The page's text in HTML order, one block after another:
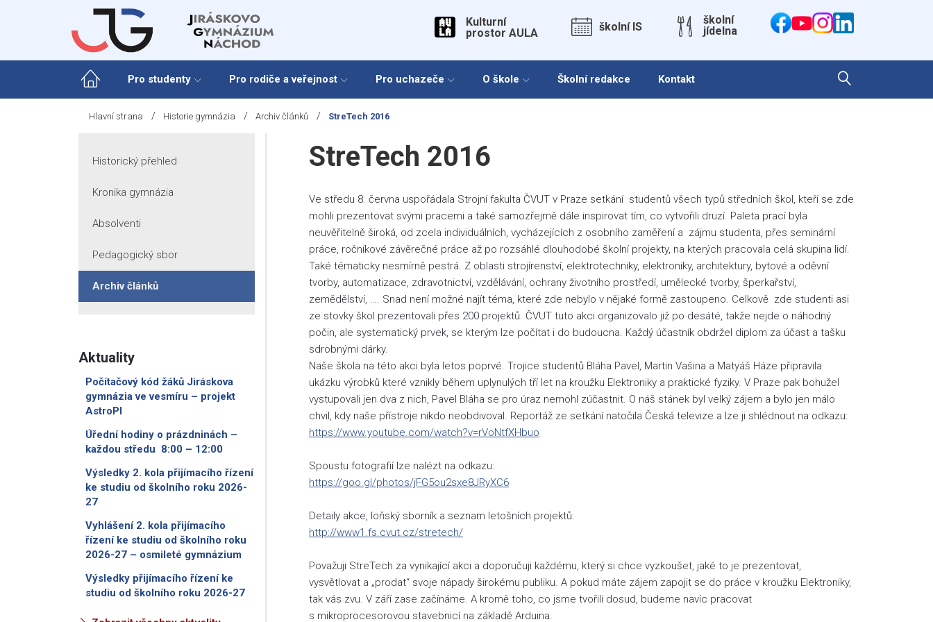
Kulturní
prostor AULA
školní IS
školní
jídelna
Pro studenty Pro rodiče a veřejnost Pro uchazeče O škole Školní redakce Kontakt
Hlavní strana / Historie gymnázia / Archiv článků / StreTech 2016
StreTech 2016
Ve středu 8. června uspořádala Strojní fakulta ČVUT v Praze setkání studentů všech typů středních škol, kteří se zde
mohli prezentovat svými pracemi a také samozřejmě dále inspirovat tím, co vytvořili druzí. Paleta prací byla
neuvěřitelně široká, od zcela individuálních, vycházejících z osobního zaměření a zájmu studenta, přes seminární
práce, ročníkové závěrečné práce až po rozsáhlé dlouhodobé školní projekty, na kterých pracovala celá skupina lidí.
Také tématicky nesmírně pestrá. Z oblasti strojírenství, elektrotechniky, elektroniky, architektury, bytové a oděvní
tvorby, automatizace, zdravotnictví, vzdělávání, ochrany životního prostředí, umělecké tvorby, šperkařství,
zemědělství, …. Snad není možné najít téma, které zde nebylo v nějaké formě zastoupeno. Celkově zde studenti asi
ze stovky škol prezentovali přes 200 projektů. ČVUT tuto akci organizovalo již po desáté, takže nejde o náhodný
počin, ale systematický prvek, se kterým lze počítat i do budoucna. Každý účastník obdržel diplom za účast a tašku
sdrobnými dárky.
Naše škola na této akci byla letos poprvé. Trojice studentů Bláha Pavel, Martin Vašina a Matyáš Háze připravila
ukázku výrobků které vznikly během uplynulých tří let na kroužku Elektroniky a praktické fyziky. V Praze pak bohužel
vystupovali jen dva z nich, Pavel Bláha se pro úraz nemohl zúčastnit. O náš stánek byl velký zájem a bylo jen málo
chvil, kdy naše přístroje nikdo neobdivoval. Reportáž ze setkání natočila Česká televize a lze ji shlédnout na odkazu:
https://www.youtube.com/watch?v=rVoNtfXHbuo
Spoustu fotografií lze nalézt na odkazu:
https://goo.gl/photos/jFG5ou2sxe8JRyXC6
Detaily akce, loňský sborník a seznam letošních projektů:
http://www1.fs.cvut.cz/stretech/
Považuji StreTech za vynikající akci a doporučuji každému, který si chce vyzkoušet, jaké to je prezentovat,
vysvětlovat a „prodat“ svoje nápady širokému publiku. A pokud máte zájem zapojit se do práce v kroužku Elektroniky,
tak vás zvu. V září zase začínáme. A kromě toho, co jsme tvořili dosud, budeme navíc pracovat
s mikroprocesorovou stavebnicí na základě Arduina.
Historický přehled
Kronika gymnázia
Absolventi
Pedagogický sbor
Archiv článků
Aktuality
Počítačový kód žáků Jiráskova
gymnázia ve vesmíru – projekt
AstroPI
Úřední hodiny o prázdninách –
každou středu 8:00 – 12:00
Výsledky 2. kola přijímacího řízení
ke studiu od školního roku 2026-
27
Vyhlášení 2. kola přijímacího
řízení ke studiu od školního roku
2026-27 – osmileté gymnázium
Výsledky přijímacího řízení ke
studiu od školního roku 2026-27